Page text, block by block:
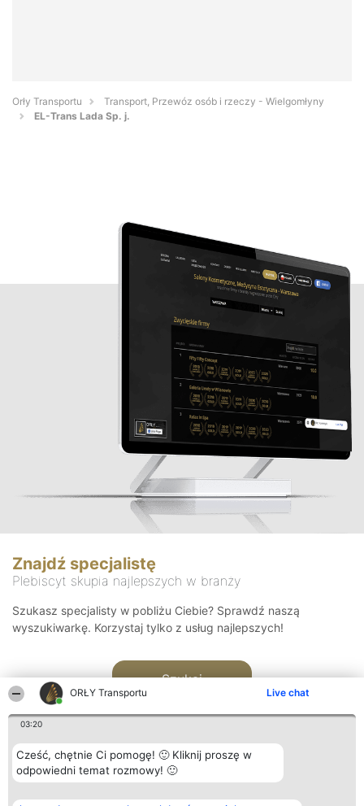
ORŁY Transportu Live chat
03:20
Cześć, chętnie Ci pomogę! 🙂 Kliknij proszę w
odpowiedni temat rozmowy! 🙂
Orły Transportu
Transport, Przewóz osób i rzeczy - Wielgomłyny
EL-Trans Lada Sp. j.
Znajdź specjalistę
Plebiscyt skupia najlepszych w branży
Szukasz specjalisty w pobliżu Ciebie? Sprawdź naszą
wyszukiwarkę. Korzystaj tylko z usług najlepszych!
Szukaj
Organizator plebiscytu Plebiscyt Kontakt